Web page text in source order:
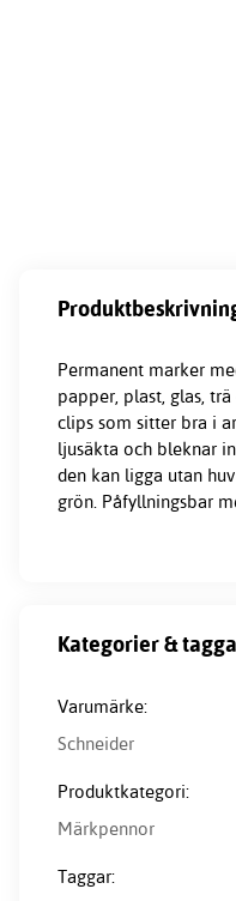
Permanent marker
papper, plast, glas,
clips som sitter bra i
ljusäkta och bleknar
den kan ligga utan
grön. Påfyllningsbar
Kategorier &
Varumärke:
Schneider
Produktkategori:
Märkpennor
Taggar: